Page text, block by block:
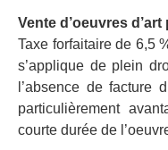
Vente d’oeuvres
Taxe forfaitaire de 6,5
s’applique de plein
l’absence de facture
particulièrement
courte durée de